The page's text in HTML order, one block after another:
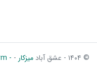
© ۱۴۰۴ - عشق آباد میزکار - - crm - نرم افزار ابری مدیریت کسب و کار